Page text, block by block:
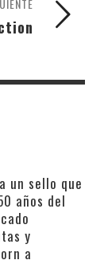
un sello que
años del
y
a